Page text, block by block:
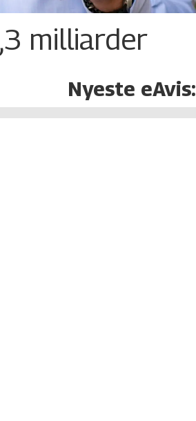
milliarder
Nyeste eAvis: